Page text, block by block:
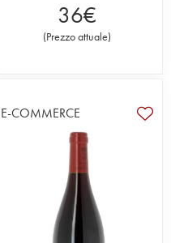
36€
(Prezzo attuale)
E-COMMERCE